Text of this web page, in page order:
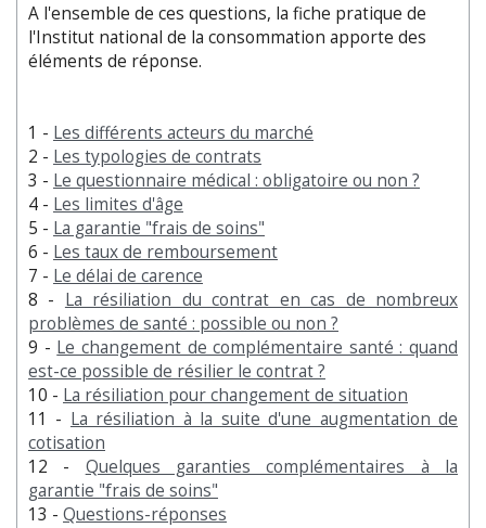
A l'ensemble de ces questions, la fiche pratique de
l'Institut national de la consommation apporte des
éléments de réponse.
1 - Les différents acteurs du marché
2 - Les typologies de contrats
3 - Le questionnaire médical : obligatoire ou non ?
4 - Les limites d'âge
5 - La garantie "frais de soins"
6 - Les taux de remboursement
7 - Le délai de carence
8 - La résiliation du contrat en cas de nombreux
problèmes de santé : possible ou non ?
9 - Le changement de complémentaire santé : quand
est-ce possible de résilier le contrat ?
10 - La résiliation pour changement de situation
11 - La résiliation à la suite d'une augmentation de
cotisation
12 - Quelques garanties complémentaires à la
garantie "frais de soins"
13 - Questions-réponses